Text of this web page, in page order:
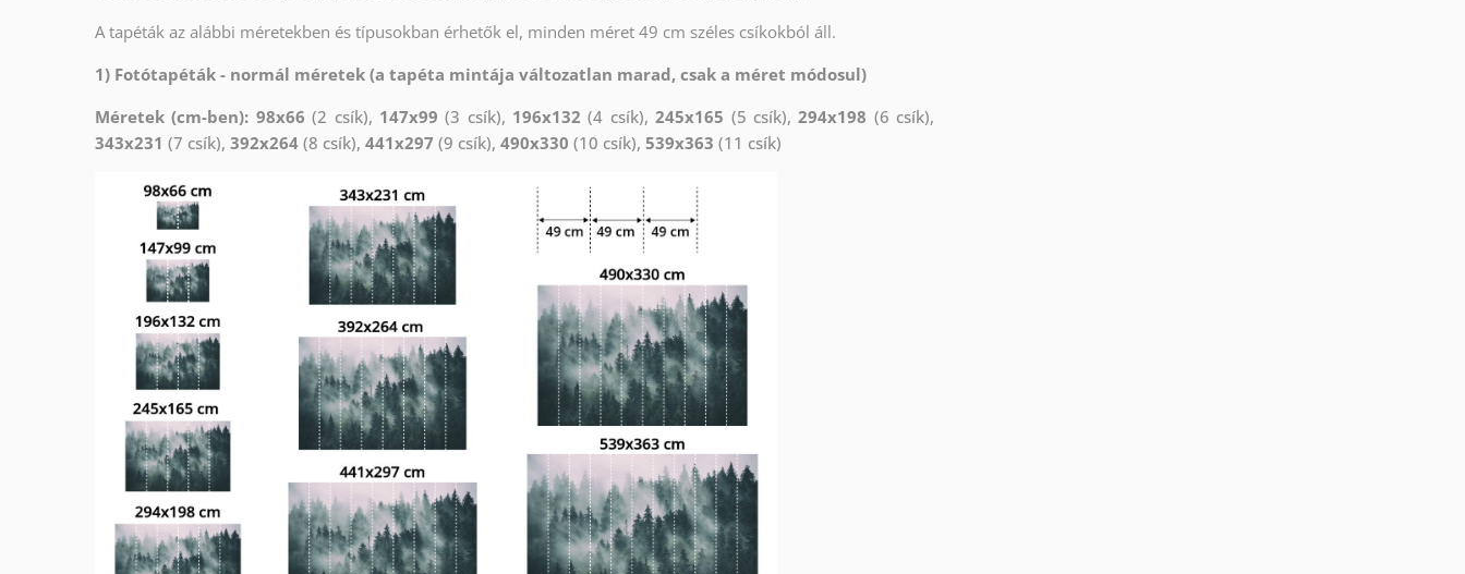
A tapéták az alábbi méretekben és típusokban érhetők el, minden méret 49 cm széles csíkokból áll.
1) Fotótapéták - normál méretek (a tapéta mintája változatlan marad, csak a méret módosul)
Méretek (cm-ben): 98x66 (2 csík), 147x99 (3 csík), 196x132 (4 csík),245x165 (5 csík),294x198 (6 csík),
343x231 (7 csík), 392x264 (8 csík), 441x297 (9 csík), 490x330 (10 csík), 539x363 (11 csík)